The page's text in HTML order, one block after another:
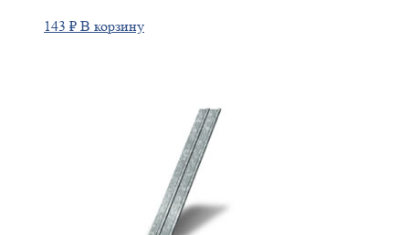
143 ₽ В корзину